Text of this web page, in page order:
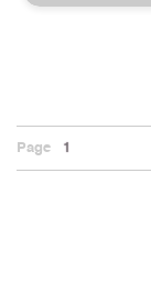
Page 1